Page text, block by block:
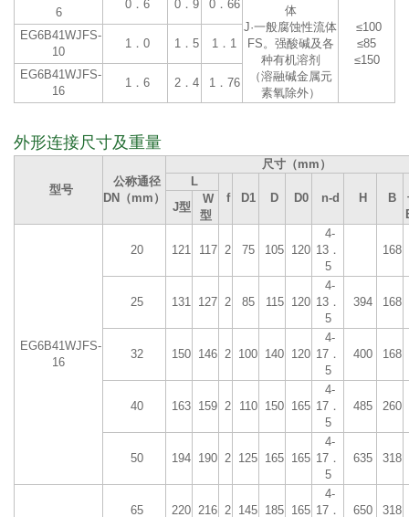
6
0．6 0．9 0．66
体
J·一般腐蚀性流体
FS。强酸碱及各
种有机溶剂
（溶融碱金属元
素氧除外）
≤100
≤85
≤150
EG6B41WJFS-
10
1．0 1．5 1．1
EG6B41WJFS-
16
1．6 2．4 1．76
外形连接尺寸及重量
型号
公称通径
DN（mm）
尺寸（mm）
L
f
D1 D D0 n-d H B
J型
W
型
EG6B41WJFS-
16
20 121 117 2 75 105 120
4-
13．
5
168
25 131 127 2 85 115 120
4-
13．
5
394 168
32 150 146 2 100 140 120
4-
17．
5
400 168
40 163 159 2 110 150 165
4-
17．
5
485 260
50 194 190 2 125 165 165
4-
17．
5
635 318
65 220 216 2 145 185 165
4-
17．
650 318